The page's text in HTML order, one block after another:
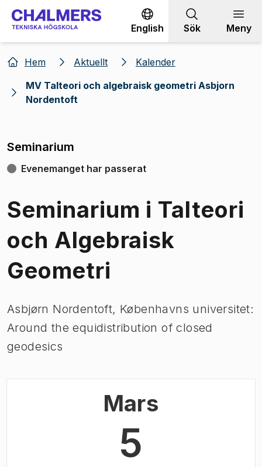
Gå till innehållet
English Sök Meny
Hem Aktuellt
Kalender
MV Talteori och algebraisk geometri Asbjorn
Nordentoft
Seminarium
Evenemanget har passerat
Seminarium i Talteori
och Algebraisk
Geometri
Asbjørn Nordentoft, Københavns universitet:
Around the equidistribution of closed
geodesics
Mars
5